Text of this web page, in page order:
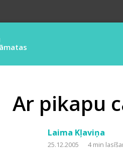
Ar pikapu
Laima Kļaviņa
25.12.2005 4 min